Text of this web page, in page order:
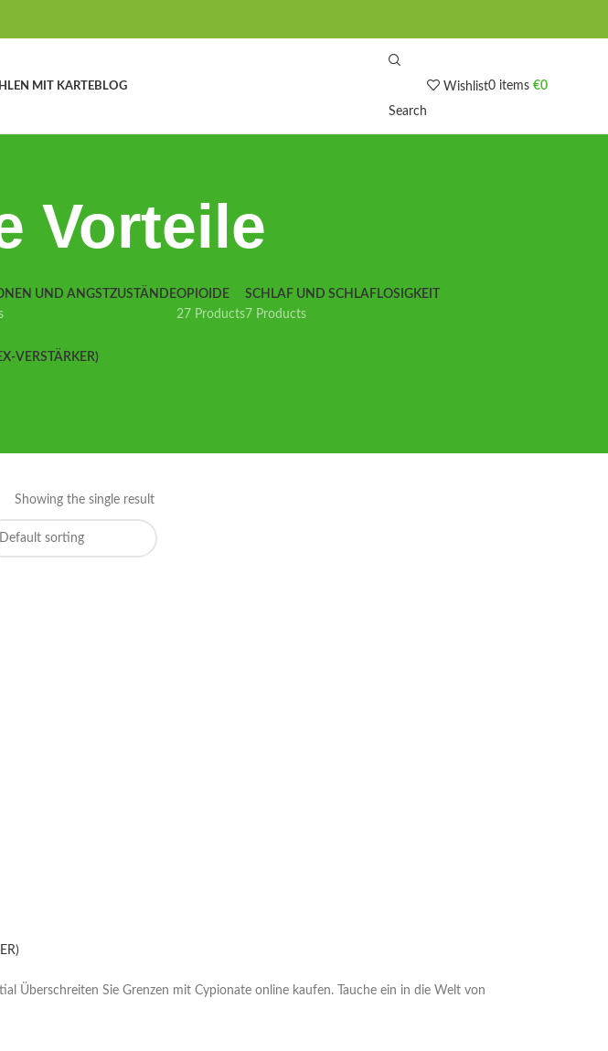
MIT KARTEBLOG
Search
Wishlist0 items €0
Vorteile
UND ANGSTZUSTÄNDEOPIOIDE
27 Products
SCHLAF UND SCHLAFLOSIGKEIT
7 Products
VERSTÄRKER)
Showing the single result
Überschreiten Sie Grenzen mit Cypionate online kaufen. Tauche ein in die Welt von